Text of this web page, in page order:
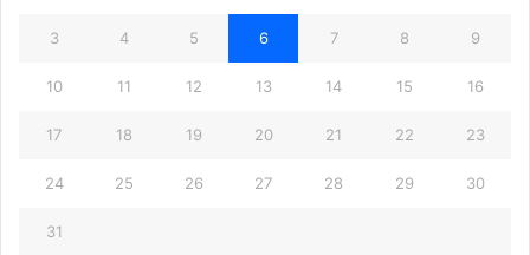
3 4 5 6 7 8 9
10 11 12 13 14 15 16
17 18 19 20 21 22 23
24 25 26 27 28 29 30
31